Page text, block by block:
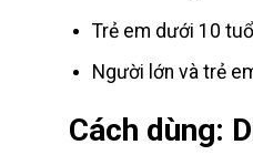
Trẻ em dưới 10
Người lớn và trẻ
Cách dùng: